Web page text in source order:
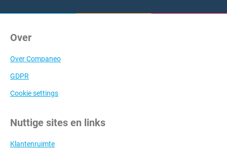
Over
Over Companeo
GDPR
Cookie settings
Nuttige sites en links
Klantenruimte